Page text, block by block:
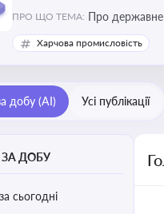
ПРО ЩО ТЕМА: Про державне
Харчова промисловість
добу (AI) Усі публікації
ДОБУ
сьогодні